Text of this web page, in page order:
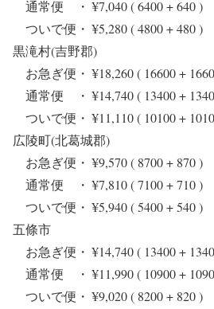
通常便 ・ ¥7,040 ( 6400 + 640
ついで便・ ¥5,280 ( 4800 + 480
黒滝村(吉野郡)
お急ぎ便・ ¥18,260 ( 16600 +
通常便 ・ ¥14,740 ( 13400 +
ついで便・ ¥11,110 ( 10100 +
広陵町(北葛城郡)
お急ぎ便・ ¥9,570 ( 8700 + 870
通常便 ・ ¥7,810 ( 7100 + 710
ついで便・ ¥5,940 ( 5400 + 540
五條市
お急ぎ便・ ¥14,740 ( 13400 +
通常便 ・ ¥11,990 ( 10900 +
ついで便・ ¥9,020 ( 8200 + 820